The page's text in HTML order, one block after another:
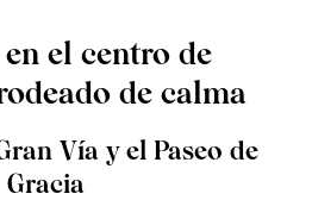
el centro de
de calma
Vía y el Paseo de
Gracia